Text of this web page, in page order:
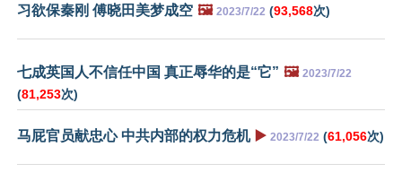
习欲保秦刚 傅晓田美梦成空 🖼️ 2023/7/22 (93,568次)
七成英国人不信任中国 真正辱华的是“它” 🖼️ 2023/7/22
(81,253次)
马屁官员献忠心 中共内部的权力危机 ▶️ 2023/7/22 (61,056次)